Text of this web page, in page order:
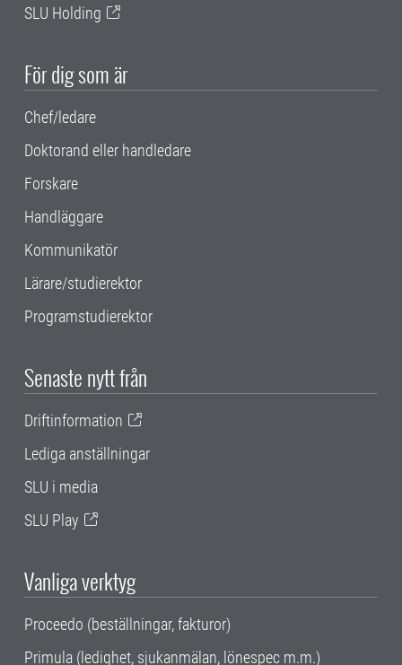
SLU Holding
För dig som är
Chef/ledare
Doktorand eller handledare
Forskare
Handläggare
Kommunikatör
Lärare/studierektor
Programstudierektor
Senaste nytt från
Driftinformation
Lediga anställningar
SLU i media
SLU Play
Vanliga verktyg
Proceedo (beställningar, fakturor)
Primula (ledighet, sjukanmälan, lönespec m.m.)